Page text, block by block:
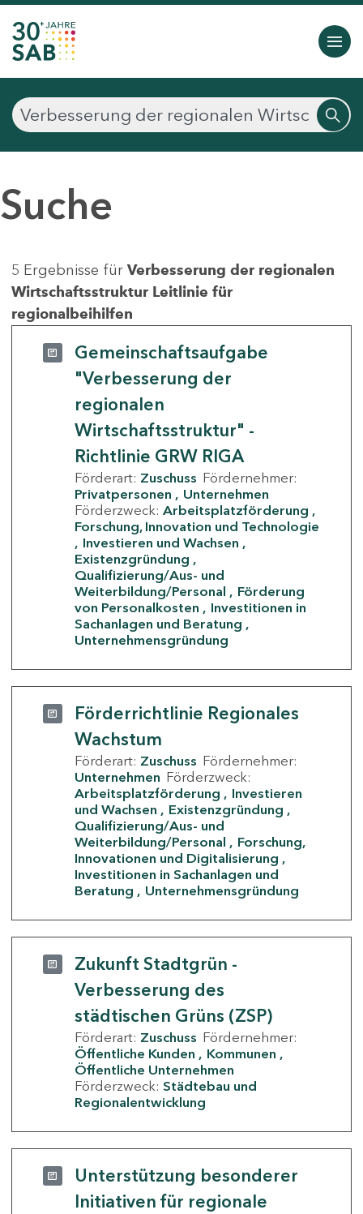
Suche
5 Ergebnisse für Verbesserung der regionalen
Wirtschaftsstruktur Leitlinie für
regionalbeihilfen
Gemeinschaftsaufgabe
"Verbesserung der
regionalen
Wirtschaftsstruktur" -
Richtlinie GRW RIGA
Förderart: Zuschuss Fördernehmer:
Privatpersonen
Unternehmen
Förderzweck: Arbeitsplatzförderung
Forschung, Innovation und Technologie
Investieren und Wachsen
Existenzgründung
Qualifizierung/Aus- und
Weiterbildung/Personal
Förderung
von Personalkosten
Investitionen in
Sachanlagen und Beratung
Unternehmensgründung
Förderrichtlinie Regionales
Wachstum
Förderart: Zuschuss Fördernehmer:
Unternehmen Förderzweck:
Arbeitsplatzförderung
Investieren
und Wachsen
Existenzgründung
Qualifizierung/Aus- und
Weiterbildung/Personal
Forschung,
Innovationen und Digitalisierung
Investitionen in Sachanlagen und
Beratung
Unternehmensgründung
Zukunft Stadtgrün -
Verbesserung des
städtischen Grüns (ZSP)
Förderart: Zuschuss Fördernehmer:
Öffentliche Kunden
Kommunen
Öffentliche Unternehmen
Förderzweck: Städtebau und
Regionalentwicklung
Unterstützung besonderer
Initiativen für regionale